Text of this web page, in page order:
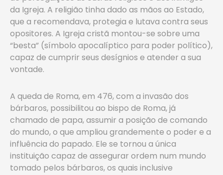
da Igreja. A religião tinha dado as mãos ao Estado,
que a recomendava, protegia e lutava contra seus
opositores. A Igreja cristã montou-se sobre uma
“besta” (símbolo apocalíptico para poder político),
capaz de cumprir seus desígnios e atender a sua
vontade.
A queda de Roma, em 476, com a invasão dos
bárbaros, possibilitou ao bispo de Roma, já
chamado de papa, assumir a posição de comando
do mundo, o que ampliou grandemente o poder e a
influência do papado. Ele se tornou a única
instituição capaz de assegurar ordem num mundo
tomado pelos bárbaros, os quais inclusive